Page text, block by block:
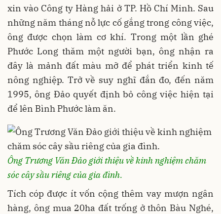
xin vào Công ty Hàng hải ở TP. Hồ Chí Minh. Sau
những năm tháng nỗ lực cố gắng trong công việc,
ông được chọn làm cơ khí. Trong một lần ghé
Phước Long thăm một người bạn, ông nhận ra
đây là mảnh đất màu mỡ để phát triển kinh tế
nông nghiệp. Trở về suy nghĩ đắn đo, đến năm
1995, ông Đảo quyết định bỏ công việc hiện tại
để lên Bình Phước làm ăn.
Ông Trương Văn Đảo giới thiệu về kinh nghiệm chăm
sóc cây sầu riêng của gia đình.
Tích cóp được ít vốn cộng thêm vay mượn ngân
hàng, ông mua 20ha đất trống ở thôn Bàu Nghé,